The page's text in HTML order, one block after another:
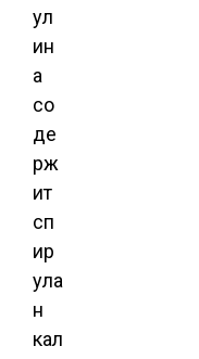
ул
ин
а
со
де
рж
ит
сп
ир
ула
н
кал